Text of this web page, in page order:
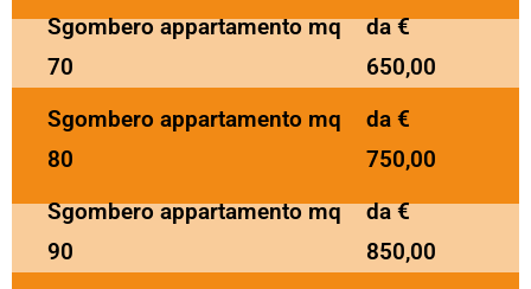
Sgombero appartamento mq
70
da €
650,00
Sgombero appartamento mq
80
da €
750,00
Sgombero appartamento mq
90
da €
850,00